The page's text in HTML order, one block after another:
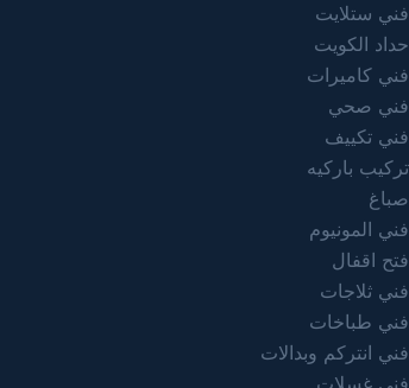
فني ستلايت
حداد الكويت
فني كاميرات
فني صحي
فني تكييف
تركيب باركيه
صباغ
فني المونيوم
فتح اقفال
فني ثلاجات
فني طباخات
فني انتركم وبدالات
فني غسلات